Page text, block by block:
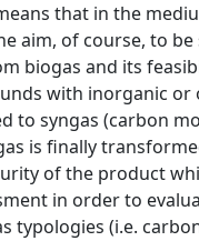
that in the
aim, of course, to
biogas and its
with inorganic
to syngas (carbon
is finally
of the product
in order to
typologies (i.e.